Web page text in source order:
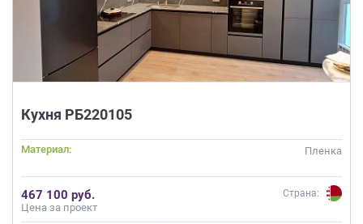
Кухня РБ220105
Материал: Пленка
467 100 руб.
Цена за проект
Страна: